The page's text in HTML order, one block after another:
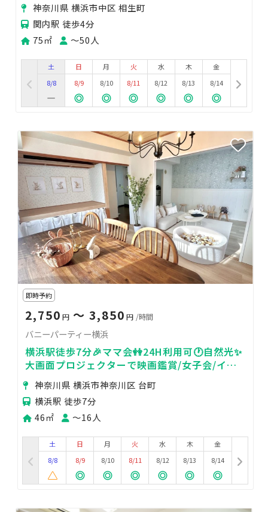
神奈川県 横浜市中区 相生町
関内駅 徒歩4分
75㎡
〜50人
土
8/8
日
8/9
月
8/10
火
8/11
水
8/12
木
8/13
金
8/14
即時予約
2,750 円〜 3,850 円 /時間
バニーパーティー横浜
横浜駅徒歩7分🎉ママ会👭24H利用可🕐自然光✨
大画面プロジェクターで映画鑑賞/女子会/イベ
ント/デート/打ち上げ
神奈川県 横浜市神奈川区 台町
横浜駅 徒歩7分
46㎡
〜16人
土
8/8
日
8/9
月
8/10
火
8/11
水
8/12
木
8/13
金
8/14